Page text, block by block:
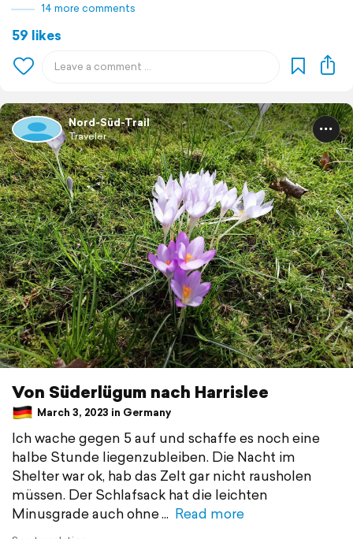
14 more comments
59 likes
Nord-Süd-Trail
Traveler
Von Süderlügum nach Harrislee
March 3, 2023 in Germany
Ich wache gegen 5 auf und schaffe es noch eine
halbe Stunde liegenzubleiben. Die Nacht im
Shelter war ok, hab das Zelt gar nicht rausholen
müssen. Der Schlafsack hat die leichten
Minusgrade auch ohne
Read more